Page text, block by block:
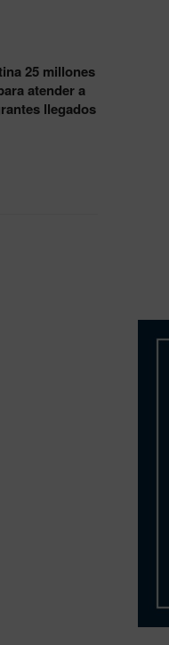
25 millones
atender a
llegados